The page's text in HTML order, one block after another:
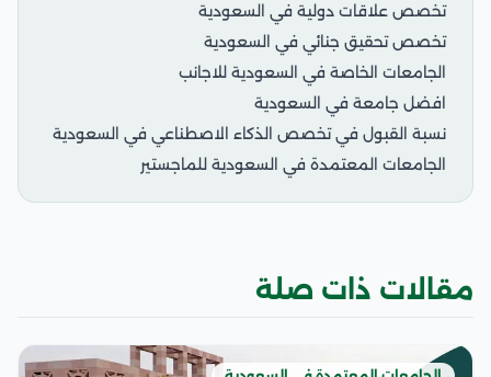
تخصص علاقات دولية في السعودية
تخصص تحقيق جنائي في السعودية
الجامعات الخاصة في السعودية للاجانب
افضل جامعة في السعودية
نسبة القبول في تخصص الذكاء الاصطناعي في السعودية
الجامعات المعتمدة في السعودية للماجستير
مقالات ذات صلة